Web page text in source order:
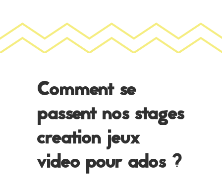
Comment se
passent nos stages
creation jeux
video pour ados ?